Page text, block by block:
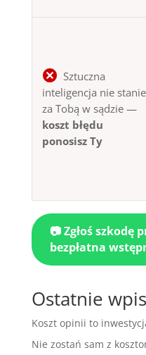
Sztuczna
inteligencja nie stanie
za Tobą w sądzie —
koszt błędu
ponosisz Ty
📷 Zgłoś szkodę
bezpłatna
Ostatnie
Koszt opinii to
Nie zostań sam z